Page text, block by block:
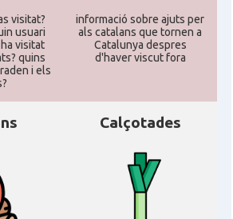
visitat?
usuari
visitat
quins
i els
informació sobre ajuts per
als catalans que tornen a
Catalunya despres
d'haver viscut fora
Calçotades